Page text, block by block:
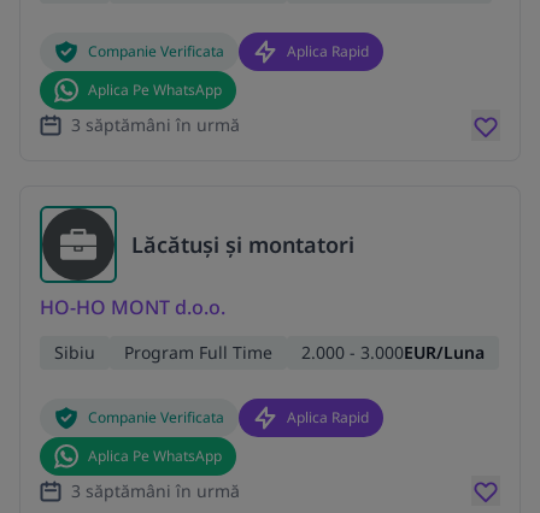
Companie Verificata
Aplica Rapid
Aplica Pe WhatsApp
3 săptămâni în urmă
Lăcătuși și montatori
HO-HO MONT d.o.o.
Sibiu Program Full Time 2.000 - 3.000EUR/Luna
Companie Verificata
Aplica Rapid
Aplica Pe WhatsApp
3 săptămâni în urmă